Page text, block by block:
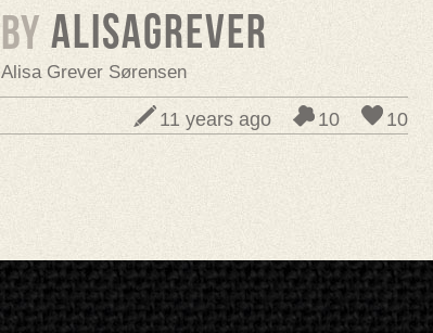
BY alisagrever
Alisa Grever Sørensen
10
10
11 years ago